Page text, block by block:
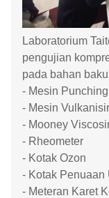
Laboratorium
pengujian
pada bahan
- Mesin
- Mesin Vulkanisir
- Mooney
- Rheometer
- Kotak Ozon
- Kotak Penuaan
- Meteran Karet